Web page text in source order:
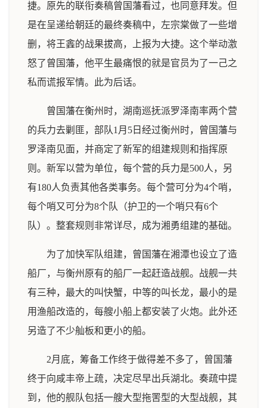
捷。原先的联衔奏稿曾国藩看过，也同意拜发。但
是在呈递给朝廷的最终奏稿中，左宗棠做了一些增
删，将王錱的战果拔高，上报为大捷。这个举动激
怒了曾国藩，他平生最痛恨的就是官员为了一己之
私而谎报军情。此为后话。
曾国藩在衡州时，湖南巡抚派罗泽南率两个营
的兵力去剿匪，部队1月5日经过衡州时，曾国藩与
罗泽南见面，并商定了新军的组建规则和指挥原
则。新军以营为单位，每个营的兵力是500人，另
有180人负责其他各类事务。每个营可分为4个哨，
每个哨又可分为8个队（护卫的一个哨只有6个
队）。整套规则非常详尽，成为湘勇组建的基础。
为了加快军队组建，曾国藩在湘潭也设立了造
船厂，与衡州原有的船厂一起赶造战舰。战舰一共
有三种，最大的叫快蟹，中等的叫长龙，最小的是
用渔船改造的，每艘小船上都安装了火炮。此外还
另造了不少舢板和更小的船。
2月底，筹备工作终于做得差不多了，曾国藩
终于向咸丰帝上疏，决定尽早出兵湖北。奏疏中提
到，他的舰队包括一艘大型拖罟型的大型战舰，其